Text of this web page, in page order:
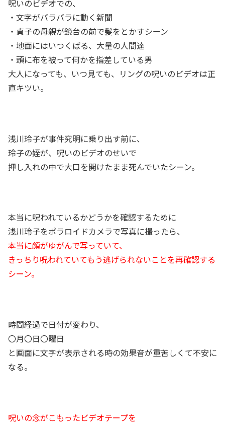
呪いのビデオでの、
・文字がバラバラに動く新聞
・貞子の母親が鏡台の前で髪をとかすシーン
・地面にはいつくばる、大量の人間達
・頭に布を被って何かを指差している男
大人になっても、いつ見ても、リングの呪いのビデオは正
直キツい。
浅川玲子が事件究明に乗り出す前に、
玲子の姪が、呪いのビデオのせいで
押し入れの中で大口を開けたまま死んでいたシーン。
本当に呪われているかどうかを確認するために
浅川玲子をポラロイドカメラで写真に撮ったら、
本当に顔がゆがんで写っていて、
きっちり呪われていてもう逃げられないことを再確認する
シーン。
時間経過で日付が変わり、
〇月〇日〇曜日
と画面に文字が表示される時の効果音が重苦しくて不安に
なる。
呪いの念がこもったビデオテープを